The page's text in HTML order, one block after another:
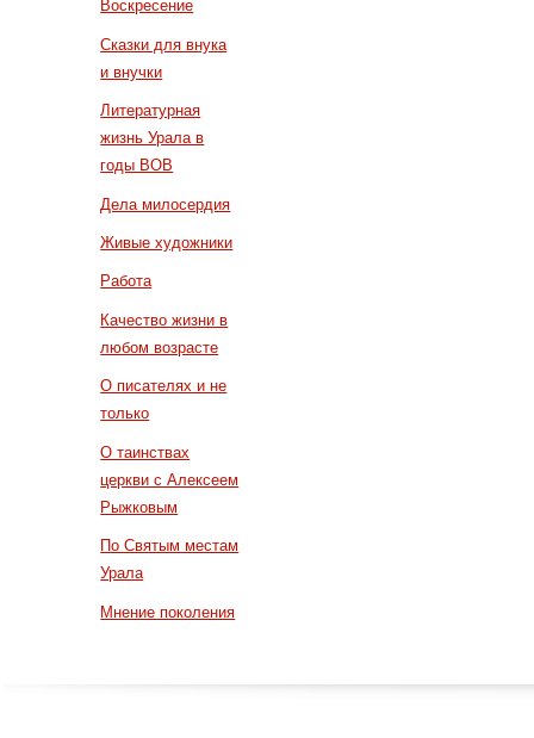
Воскресение
Сказки для внука
и внучки
Литературная
жизнь Урала в
годы ВОВ
Дела милосердия
Живые художники
Работа
Качество жизни в
любом возрасте
О писателях и не
только
О таинствах
церкви с Алексеем
Рыжковым
По Святым местам
Урала
Мнение поколения